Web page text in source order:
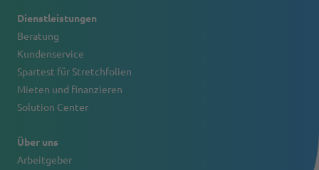
Dienstleistungen
Beratung
Kundenservice
Spartest für Stretchfolien
Mieten und finanzieren
Solution Center
Über uns
Arbeitgeber